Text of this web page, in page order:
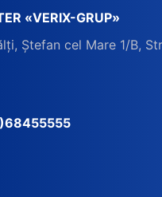
«VERIX-GRUP»
Ștefan cel Mare 1/B,